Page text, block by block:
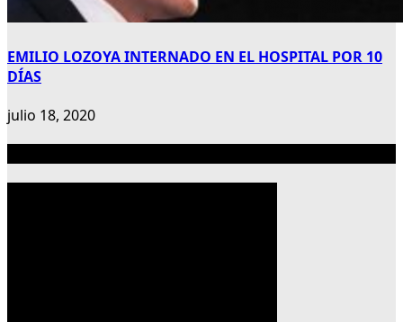
EMILIO LOZOYA INTERNADO EN EL HOSPITAL POR 10
DÍAS
julio 18, 2020